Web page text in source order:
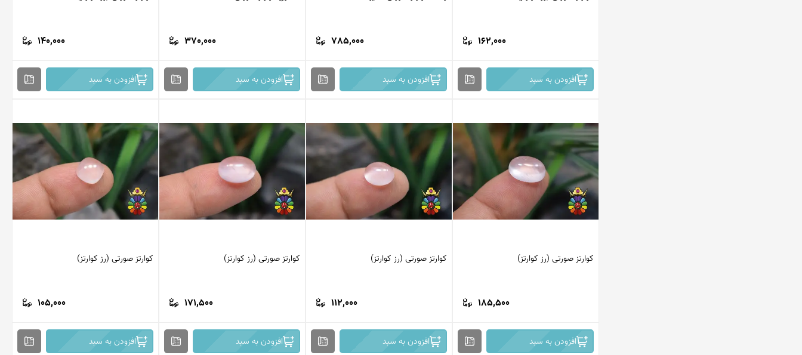
162,000
افزودن به سبد
785,000
افزودن به سبد
370,000
افزودن به سبد
140,000
افزودن به سبد
کوارتز صورتی (رز کوارتز)
185,500
افزودن به سبد
کوارتز صورتی (رز کوارتز)
112,000
افزودن به سبد
کوارتز صورتی (رز کوارتز)
171,500
افزودن به سبد
کوارتز صورتی (رز کوارتز)
105,000
افزودن به سبد